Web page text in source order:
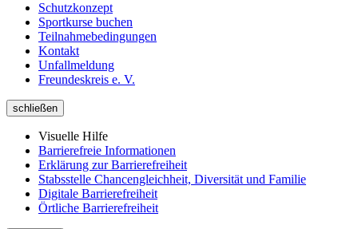
Schutzkonzept
Sportkurse buchen
Teilnahmebedingungen
Kontakt
Unfallmeldung
Freundeskreis e. V.
schließen
Visuelle Hilfe
Barrierefreie Informationen
Erklärung zur Barrierefreiheit
Stabsstelle Chancengleichheit, Diversität und Familie
Digitale Barrierefreiheit
Örtliche Barrierefreiheit